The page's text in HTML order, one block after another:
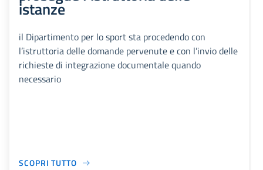
istanze
il Dipartimento per lo sport sta procedendo con
l’istruttoria delle domande pervenute e con l’invio delle
richieste di integrazione documentale quando
necessario
SCOPRI TUTTO